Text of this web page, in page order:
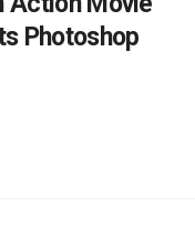
Photoshop